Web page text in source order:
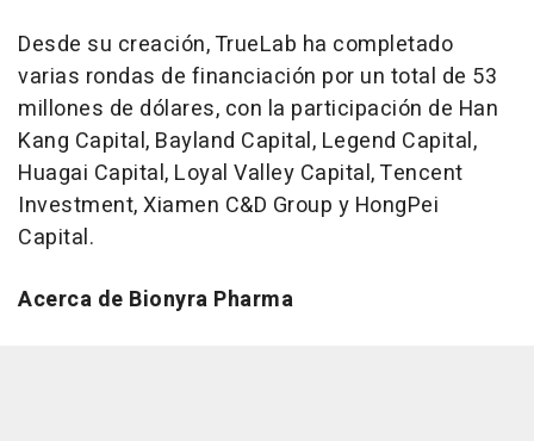
Desde su creación, TrueLab ha completado
varias rondas de financiación por un total de 53
millones de dólares, con la participación de Han
Kang Capital, Bayland Capital, Legend Capital,
Huagai Capital, Loyal Valley Capital, Tencent
Investment, Xiamen C&D Group y HongPei
Capital.
Acerca de Bionyra Pharma